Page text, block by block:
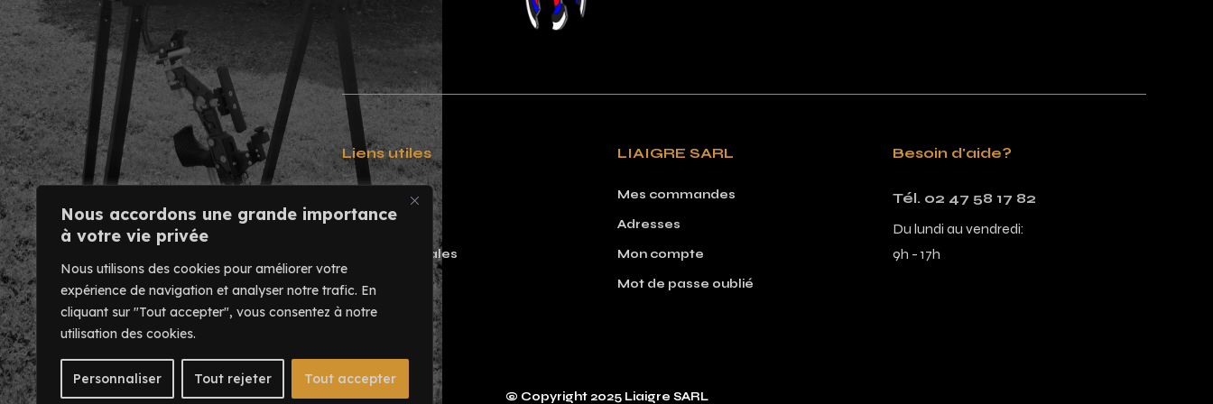
Nous accordons une grande importance
à votre vie privée
Nous utilisons des cookies pour améliorer votre
expérience de navigation et analyser notre trafic. En
cliquant sur "Tout accepter", vous consentez à notre
utilisation des cookies.
Personnaliser Tout rejeter Tout accepter
Liens utiles
Usinage
Mentions légales
LIAIGRE SARL
Mes commandes
Adresses
Mon compte
Mot de passe oublié
Besoin d'aide?
Tél. 02 47 58 17 82
Du lundi au vendredi:
9h - 17h
© Copyright 2025 Liaigre SARL